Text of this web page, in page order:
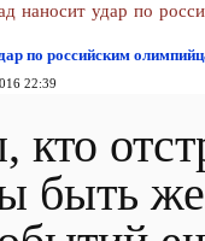
наносит удар по
по российским
22:39
кто
быть